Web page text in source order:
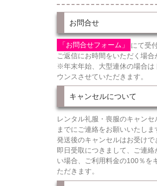
お問合せ
「お問合せフォーム」
にて受
ご返信にお時間をいただく場合
※年末年始、大型連休の場合は
ウンスさせていただきます。
キャンセルについて
レンタル礼服・喪服のキャン
までにご連絡をお願いいたしま
発送後のキャンセルはお受けで
即日受取につきまして、ご連
い場合、ご利用料金の100％を
ただきます。